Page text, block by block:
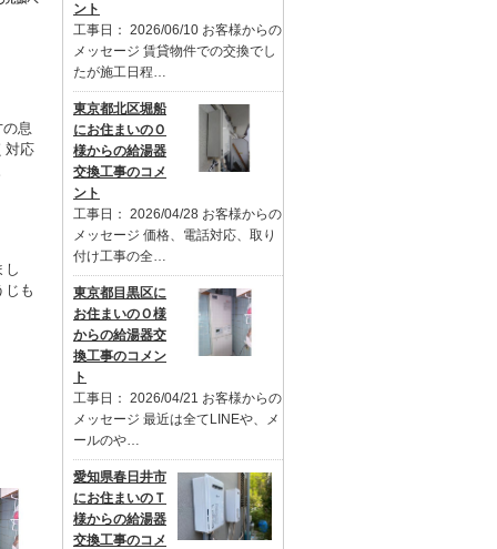
ント
工事日： 2026/06/10 お客様からの
メッセージ 賃貸物件での交換でし
たが施工日程…
東京都北区堀船
にお住まいのＯ
様からの給湯器
交換工事のコメ
ント
工事日： 2026/04/28 お客様からの
メッセージ 価格、電話対応、取り
付け工事の全…
東京都目黒区に
お住まいのＯ様
からの給湯器交
換工事のコメン
ト
工事日： 2026/04/21 お客様からの
メッセージ 最近は全てLINEや、メ
ールのや…
愛知県春日井市
にお住まいのＴ
様からの給湯器
交換工事のコメ
息
対応
し
じも